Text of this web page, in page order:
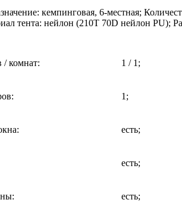
кемпинговая, 6-местная;
тента: нейлон (210T 70D нейлон PU);
/ комнат: 1 / 1;
: 1;
: есть;
есть;
: есть;